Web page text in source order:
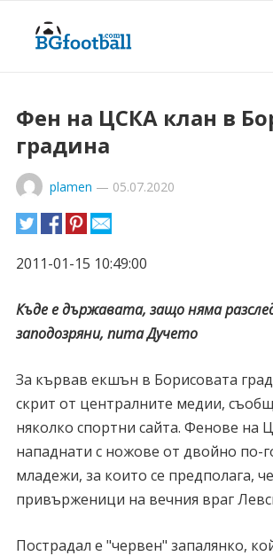
Фен на ЦСКА клан в
градина
plamen — 05.07.2020
2011-01-15 10:49:00
Къде е държавата, защо няма
заподозряни, пита Дучето
За кървав екшън в Борисовата
скрит от централните медии,
няколко спортни сайта. Фенове на
нападнати с ножове от двойно по-
младежи, за които се предполага,
привърженици на вечния враг
Пострадал е "червен" запалянко,